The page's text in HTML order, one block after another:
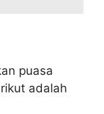
puasa
adalah